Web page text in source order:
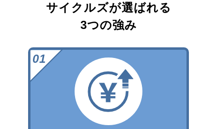
サイクルズが選ばれる
3つの強み